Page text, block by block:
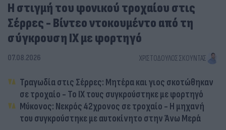
Η στιγμή του φονικού τροχαίου στις
Σέρρες - Βίντεο ντοκουμέντο από τη
σύγκρουση ΙΧ με φορτηγό
07.08.2026 ΧΡΙΣΤΌΔΟΥΛΟΣ ΣΚΟΎΝΤΑΣ
Τραγωδία στις Σέρρες: Μητέρα και γιος σκοτώθηκαν
σε τροχαίο - Το ΙΧ τους συγκρούστηκε με φορτηγό
Μύκονος: Νεκρός 42χρονος σε τροχαίο - Η μηχανή
του συγκρούστηκε με αυτοκίνητο στην Άνω Μερά